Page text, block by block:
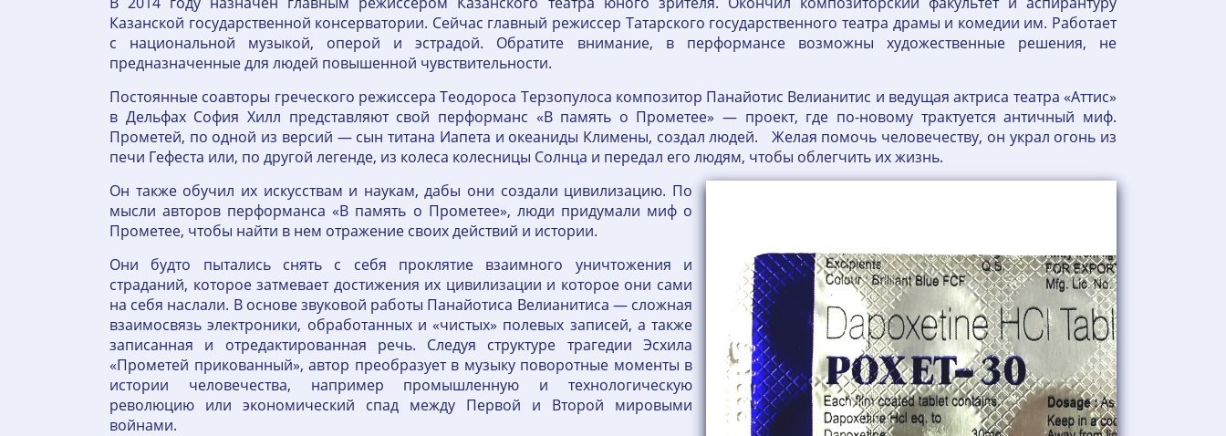
Казанской государственной консерватории. Сейчас главный режиссер Татарского государственного театра драмы и комедии им. Работает
с национальной музыкой, оперой и эстрадой. Обратите внимание, в перформансе возможны художественные решения, не
предназначенные для людей повышенной чувствительности.
Постоянные соавторы греческого режиссера Теодороса Терзопулоса композитор Панайотис Велианитис и ведущая актриса театра «Аттис»
в Дельфах София Хилл представляют свой перформанс «В память о Прометее» — проект, где по-новому трактуется античный миф.
Прометей, по одной из версий — сын титана Иапета и океаниды Климены, создал людей. Желая помочь человечеству, он украл огонь из
печи Гефеста или, по другой легенде, из колеса колесницы Солнца и передал его людям, чтобы облегчить их жизнь.
Он также обучил их искусствам и наукам, дабы они создали цивилизацию. По
мысли авторов перформанса «В память о Прометее», люди придумали миф о
Прометее, чтобы найти в нем отражение своих действий и истории.
Они будто пытались снять с себя проклятие взаимного уничтожения и
страданий, которое затмевает достижения их цивилизации и которое они сами
на себя наслали. В основе звуковой работы Панайотиса Велианитиса — сложная
взаимосвязь электроники, обработанных и «чистых» полевых записей, а также
записанная и отредактированная речь. Следуя структуре трагедии Эсхила
«Прометей прикованный», автор преобразует в музыку поворотные моменты в
истории человечества, например промышленную и технологическую
революцию или экономический спад между Первой и Второй мировыми
войнами.